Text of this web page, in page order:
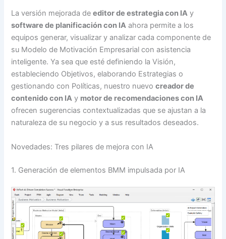
La versión mejorada deeditor de estrategia con IA y
software de planificación con IA ahora permite a los
equipos generar, visualizar y analizar cada componente de
su Modelo de Motivación Empresarial con asistencia
inteligente. Ya sea que esté definiendo la Visión,
estableciendo Objetivos, elaborando Estrategias o
gestionando con Políticas, nuestro nuevocreador de
contenido con IA y motor de recomendaciones con IA
ofrecen sugerencias contextualizadas que se ajustan a la
naturaleza de su negocio y a sus resultados deseados.
Novedades: Tres pilares de mejora con IA
1. Generación de elementos BMM impulsada por IA